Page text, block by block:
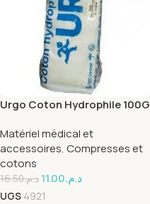
Urgo Coton Hydrophile 100G
Matériel médical et
accessoires, Compresses et
cotons
د.م.16.50 د.م.11.00
UGS 4921